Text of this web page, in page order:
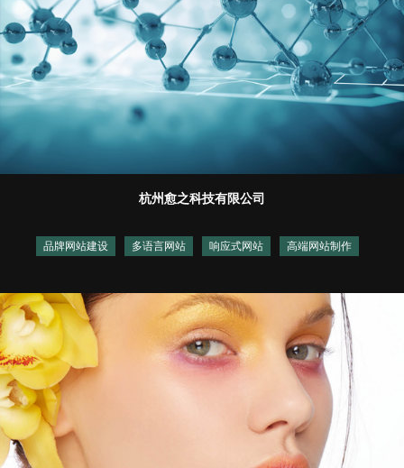
杭州愈之科技有限公司
品牌网站建设 多语言网站 响应式网站 高端网站制作